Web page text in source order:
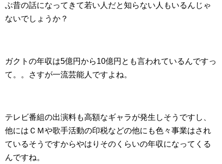
ぶ昔の話になってきて若い人だと知らない人もいるんじゃ
ないでしょうか？
ガクトの年収は5億円から10億円とも言われているんですっ
て。。さすが一流芸能人ですよね。
テレビ番組の出演料も高額なギャラが発生しそうですし、
他にはＣＭや歌手活動の印税などの他にも色々事業はされ
ているそうですからやはりそのくらいの年収になってくる
んですね。